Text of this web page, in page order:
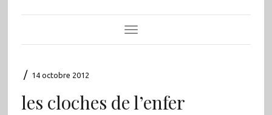
Toggle
Navigation
/ 14 octobre 2012
les cloches de l’enfer